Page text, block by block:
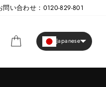
問い合わせ：0120-829-801
カート Japanese